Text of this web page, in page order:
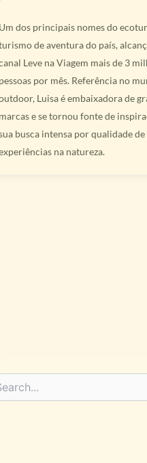
Um dos principais nomes do
de aventura do país,
Leve na Viagem mais de 3
pessoas por mês. Referência no
Luisa é embaixadora de
marcas e se tornou fonte de
busca intensa por qualidade de
na natureza.